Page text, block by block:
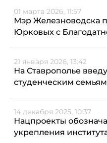
01 марта 2026, 11:57
Мэр Железноводска
Юрковых с
21 января 2026, 13:42
На Ставрополье
студенческим
14 декабря 2025, 10:37
Нацпроекты
укрепления